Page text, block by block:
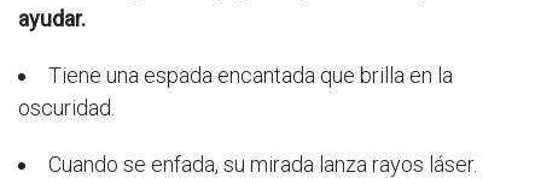
ayudar.
Tiene una espada encantada que brilla en la
oscuridad.
Cuando se enfada, su mirada lanza rayos láser.